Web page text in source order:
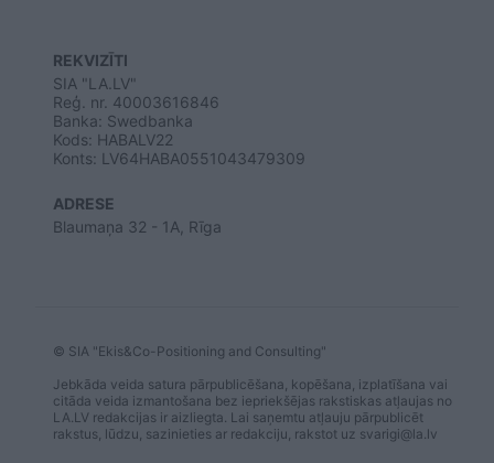
REKVIZĪTI
SIA "LA.LV"
Reģ. nr. 40003616846
Banka: Swedbanka
Kods: HABALV22
Konts: LV64HABA0551043479309
ADRESE
Blaumaņa 32 - 1A, Rīga
© SIA "Ekis&Co-Positioning and Consulting"
Jebkāda veida satura pārpublicēšana, kopēšana, izplatīšana vai
citāda veida izmantošana bez iepriekšējas rakstiskas atļaujas no
LA.LV redakcijas ir aizliegta. Lai saņemtu atļauju pārpublicēt
rakstus, lūdzu, sazinieties ar redakciju, rakstot uz svarigi@la.lv